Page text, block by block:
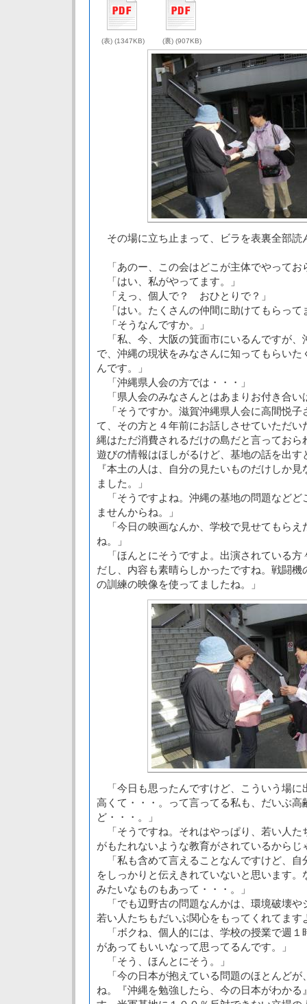
(表) (1347KB) (裏) (907KB)
その場に立ち止まって、ビラを表裏全部読
「あのー、この会はどこが主体でやってお
「はい、私がやってます。」
「えっ、個人で？ おひとりで？」
「はい。たくさんの仲間に助けてもらって
「そうなんですか。」
「私、今、大阪の箕面市にいるんですが、
で、沖縄の現状をみなさんに知ってもらい
んです。」
「沖縄県人会の方では・・・」
「県人会のみなさんとはあまりお付き合い
「そうですか。滋賀沖縄県人会に高間悦子
て、その方と４年前にお話しさせていただい
縄はただ消費されるだけの島だと言っておら
遊びの情報はほしがるけど、基地の話を出す
『本土の人は、自分の見たいものだけしか
ました。」
「そうですよね。沖縄の基地の問題などど
ませんからね。」
「今日の映画なんか、学校で見せてもらえ
ね。」
「ほんとにそうですよ。出演されている方
だし、内容も素晴らしかったですね。戦闘
の訓練の映像を使ってましたね。」
「今日も思ったんですけど、こういう場に
高くて・・・。って言ってる私も、だいぶ高
ど・・・。」
「そうですね。それはやっぱり、若い人た
がもたれないような教育がされているからじ
「私も含めて言えることなんですけど、自
をしっかりと伝えきれていないと思います
みたいなものもあって・・・。」
「でも辺野古の問題なんかは、環境破壊や
若い人たちもだいぶ関心をもってくれてます
「ボクね、個人的には、学校の授業で週１
があってもいいなって思ってるんです。」
「そう、ほんとにそう。」
「今の日本が抱えている問題のほとんどが
ね。『沖縄を勉強したら、今の日本がわか